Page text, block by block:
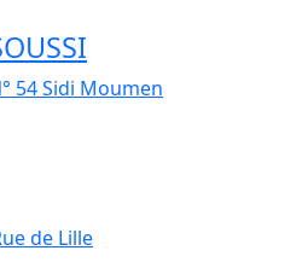
54 Sidi Moumen
de Lille